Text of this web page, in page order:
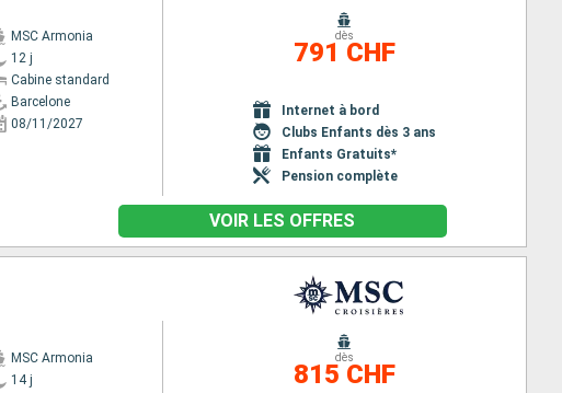
MSC Armonia
12 j
Cabine standard
Barcelone
08/11/2027
dès
791 CHF
Internet à bord
Clubs Enfants dès 3 ans
Enfants Gratuits*
Pension complète
VOIR LES OFFRES
MSC Armonia
14 j
dès
815 CHF